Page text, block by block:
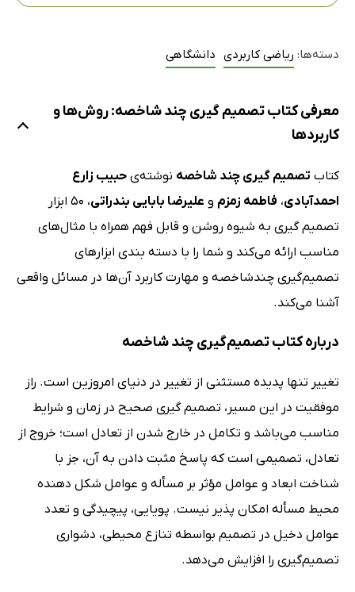
دسته‌ها: ریاضی کاربردی دانشگاهی
معرفی کتاب تصمیم گیری چند شاخصه: روش‌ها و
کاربردها
کتاب تصمیم گیری چند شاخصه نوشته‌ی حبیب زارع
احمدآبادی، فاطمه زمزم و علیرضا بابایی بندراتی
، 50 ابزار
تصمیم گیری به شیوه روشن و قابل فهم همراه با مثال‌های
مناسب ارائه می‌کند و شما را با دسته بندی ابزارهای
تصمیم‌گیری چندشاخصه و مهارت کاربرد آن‌ها در مسائل واقعی
آشنا می‌کند.
درباره کتاب تصمیم‌گیری چند شاخصه
تغییر تنها پدیده مستثنی از تغییر در دنیای امروزین است. راز
موفقیت در این مسیر، تصمیم گیری صحیح در زمان و شرایط
مناسب می‌باشد و تکامل در خارج شدن از تعادل است؛ خروج از
تعادل، تصمیمی است که پاسخ مثبت دادن به آن، جز با
شناخت ابعاد و عوامل مؤثر بر مسأله و عوامل شکل دهنده
محیط مسأله امکان پذیر نیست. پویایی، پیچیدگی و تعدد
عوامل دخیل در تصمیم بواسطه تنازع محیطی، دشواری
تصمیم‌گیری را افزایش می‌دهد.